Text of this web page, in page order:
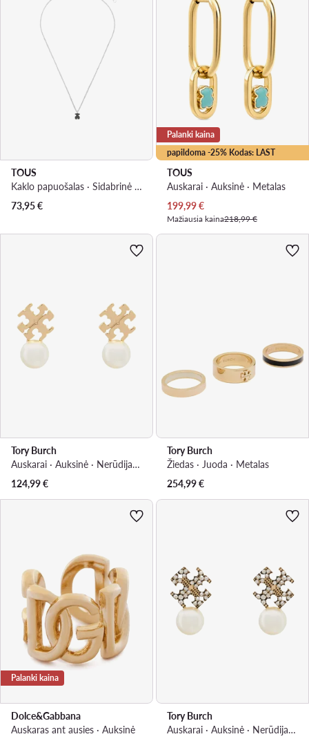
TOUS
Kaklo papuošalas · Sidabrinė · Sidabras 925
73,95€
papildoma -25% Kodas: LAST
Palanki kaina
TOUS
Auskarai · Auksinė · Metalas
Dabartinė kaina
199,99€
Mažiausia kaina218,99 €
Tory Burch
Auskarai · Auksinė · Nerūdijantis plienas
124,99€
Tory Burch
Žiedas · Juoda · Metalas
254,99€
Palanki kaina
Dolce&Gabbana
Auskaras ant ausies · Auksinė
Tory Burch
Auskarai · Auksinė · Nerūdijantis plienas